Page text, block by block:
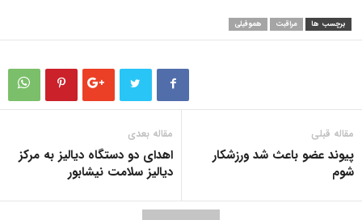
برچسب ها مراقبت هموفیلی
مقاله قبلی
پیوند عضو باعث شد ورزشکار
شوم
مقاله بعدی
اهدای دو دستگاه دیالیز به مرکز
دیالیز سلامت نیشابور